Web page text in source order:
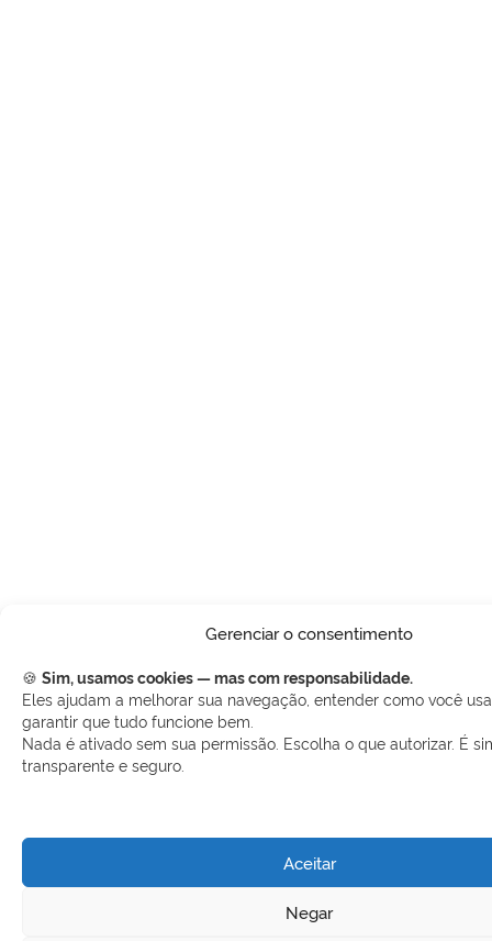
Gerenciar o consentimento
🍪 Sim, usamos cookies — mas com responsabilidade.
Eles ajudam a melhorar sua navegação, entender como você
garantir que tudo funcione bem.
Nada é ativado sem sua permissão. Escolha o que autorizar. É
transparente e seguro.
Aceitar
Negar